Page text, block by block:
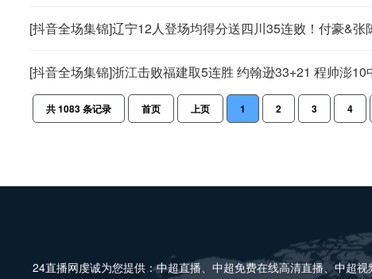
[抖音全场集锦]辽宁12人登场均得分送四川35连败！付豪&张
[抖音全场集锦]浙江击败福建取5连胜 约翰逊33+21 程帅澎10
共1083条记录 首页 上页 1 2 3 4
24直播网虔诚为您提供：中超直播、中超免费在线高清直播、中超